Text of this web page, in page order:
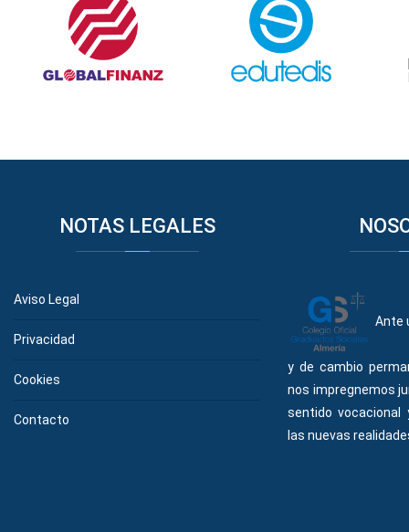
NOTASLEGALES
Aviso Legal
Privacidad
Cookies
Contacto
Ante
y de cambio
nos impregnemos
sentido
las nuevas